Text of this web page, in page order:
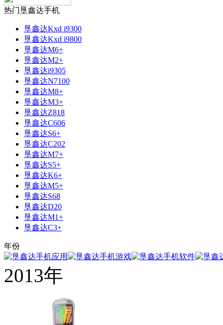
热门垦鑫达手机
垦鑫达Kxd i9300
垦鑫达Kxd i9800
垦鑫达M6+
垦鑫达M2+
垦鑫达i9305
垦鑫达N7100
垦鑫达M8+
垦鑫达M3+
垦鑫达Z818
垦鑫达C606
垦鑫达S6+
垦鑫达C202
垦鑫达M7+
垦鑫达S5+
垦鑫达K6+
垦鑫达M5+
垦鑫达S68
垦鑫达D20
垦鑫达M1+
垦鑫达C3+
年份
2013年